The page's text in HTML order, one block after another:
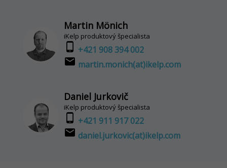
Martin Mönich
iKelp produktový špecialista
phone_android +421 908 394 002
email martin.monich(at)ikelp.com
Daniel Jurkovič
iKelp produktový špecialista
phone_android +421 911 917 022
email daniel.jurkovic(at)ikelp.com